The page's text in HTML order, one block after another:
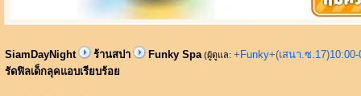
SiamDayNight ร้านสปา Funky Spa (ผู้ดูแล: +Funky+(เสนา.ซ
รัดฟิลเด็กลุคแอบเรียบร้อย